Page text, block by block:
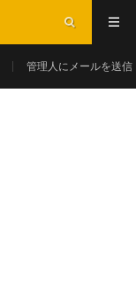
管理人にメールを送信